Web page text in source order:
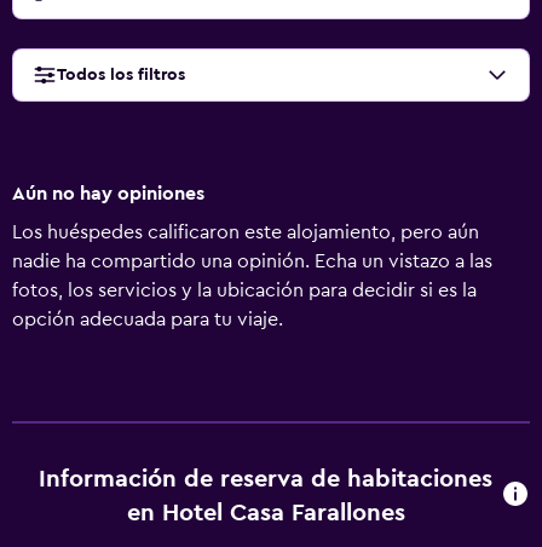
Todos los filtros
Aún no hay opiniones
Los huéspedes calificaron este alojamiento, pero aún
nadie ha compartido una opinión. Echa un vistazo a las
fotos, los servicios y la ubicación para decidir si es la
opción adecuada para tu viaje.
Información de reserva de habitaciones
en Hotel Casa Farallones